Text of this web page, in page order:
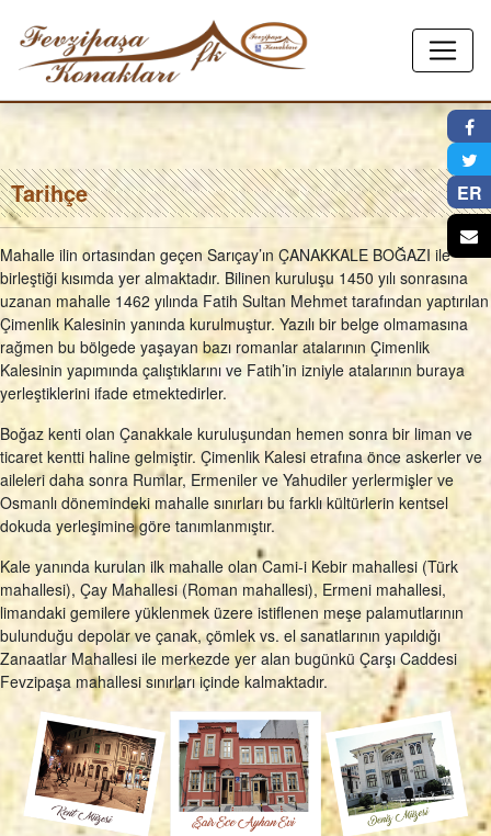
Tarihçe
Mahalle ilin ortasından geçen Sarıçay’ın ÇANAKKALE BOĞAZI ile
birleştiği kısımda yer almaktadır. Bilinen kuruluşu 1450 yılı sonrasına
uzanan mahalle 1462 yılında Fatih Sultan Mehmet tarafından yaptırılan
Çimenlik Kalesinin yanında kurulmuştur. Yazılı bir belge olmamasına
rağmen bu bölgede yaşayan bazı romanlar atalarının Çimenlik
Kalesinin yapımında çalıştıklarını ve Fatih’in izniyle atalarının buraya
yerleştiklerini ifade etmektedirler.
Boğaz kenti olan Çanakkale kuruluşundan hemen sonra bir liman ve
ticaret kentti haline gelmiştir. Çimenlik Kalesi etrafına önce askerler ve
aileleri daha sonra Rumlar, Ermeniler ve Yahudiler yerlermişler ve
Osmanlı dönemindeki mahalle sınırları bu farklı kültürlerin kentsel
dokuda yerleşimine göre tanımlanmıştır.
Kale yanında kurulan ilk mahalle olan Cami-i Kebir mahallesi (Türk
mahallesi), Çay Mahallesi (Roman mahallesi), Ermeni mahallesi,
limandaki gemilere yüklenmek üzere istiflenen meşe palamutlarının
bulunduğu depolar ve çanak, çömlek vs. el sanatlarının yapıldığı
Zanaatlar Mahallesi ile merkezde yer alan bugünkü Çarşı Caddesi
Fevzipaşa mahallesi sınırları içinde kalmaktadır.
×
ER